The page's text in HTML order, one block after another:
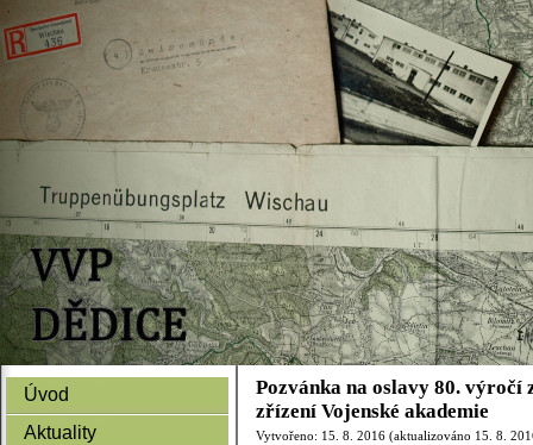
Úvod
Aktuality
Pozvánka na oslavy 80. výročí
zřízení Vojenské akademie
Vytvořeno: 15. 8. 2016 (aktualizováno 15. 8.